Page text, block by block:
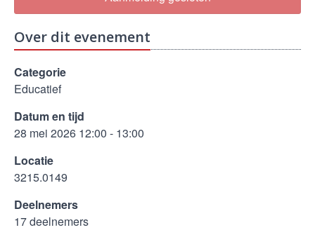
Over dit evenement
Categorie
Educatief
Datum en tijd
28 mei 2026 12:00 - 13:00
Locatie
3215.0149
Deelnemers
17 deelnemers